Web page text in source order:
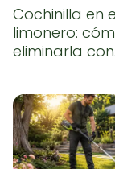
Cochinilla en
limonero:
eliminarla con